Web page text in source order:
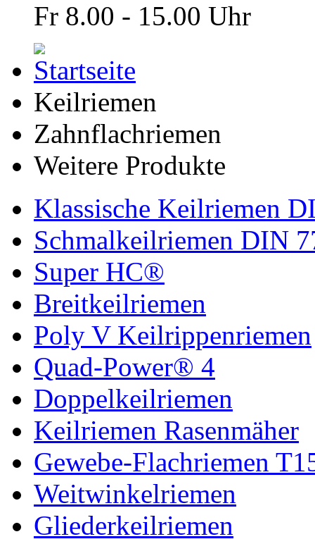
Fr 8.00 - 15.00 Uhr
Keilriemen
Zahnflachriemen
Weitere Produkte
Klassische Keilriemen
Schmalkeilriemen DIN
Super HC®
Breitkeilriemen
Poly V Keilrippenriemen
Quad-Power® 4
Doppelkeilriemen
Keilriemen Rasenmäher
Gewebe-Flachriemen
Weitwinkelriemen
Gliederkeilriemen